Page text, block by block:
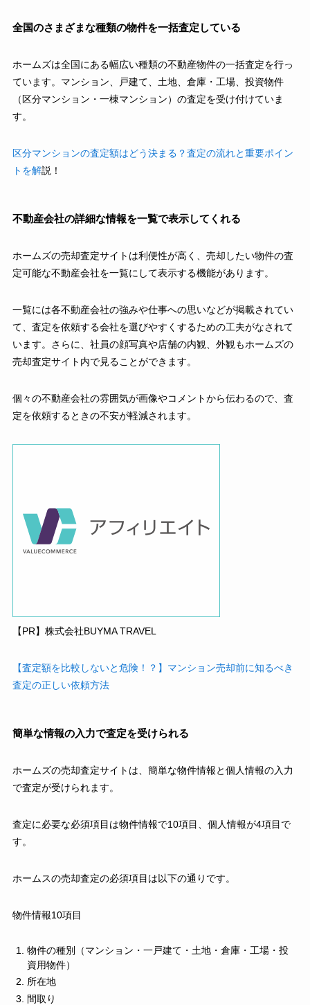
全国のさまざまな種類の物件を一括査定している
ホームズは全国にある幅広い種類の不動産物件の一括査定を行っ
ています。マンション、戸建て、土地、倉庫・工場、投資物件
（区分マンション・一棟マンション）の査定を受け付けていま
す。
区分マンションの査定額はどう決まる？査定の流れと重要ポイン
トを解説！
不動産会社の詳細な情報を一覧で表示してくれる
ホームズの売却査定サイトは利便性が高く、売却したい物件の査
定可能な不動産会社を一覧にして表示する機能があります。
一覧には各不動産会社の強みや仕事への思いなどが掲載されてい
て、査定を依頼する会社を選びやすくするための工夫がなされて
います。さらに、社員の顔写真や店舗の内観、外観もホームズの
売却査定サイト内で見ることができます。
個々の不動産会社の雰囲気が画像やコメントから伝わるので、査
定を依頼するときの不安が軽減されます。
【PR】株式会社BUYMA TRAVEL
【査定額を比較しないと危険！？】マンション売却前に知るべき
査定の正しい依頼方法
簡単な情報の入力で査定を受けられる
ホームズの売却査定サイトは、簡単な物件情報と個人情報の入力
で査定が受けられます。
査定に必要な必須項目は物件情報で10項目、個人情報が4項目で
す。
ホームスの売却査定の必須項目は以下の通りです。
物件情報10項目
物件の種別（マンション・一戸建て・土地・倉庫・工場・投
資用物件）
所在地
間取り